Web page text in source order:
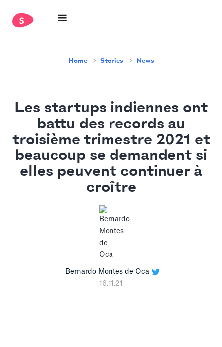
Home Stories News
Les startups indiennes ont
battu des records au
troisième trimestre 2021 et
beaucoup se demandent si
elles peuvent continuer à
croître
Bernardo Montes de Oca
16.11.21